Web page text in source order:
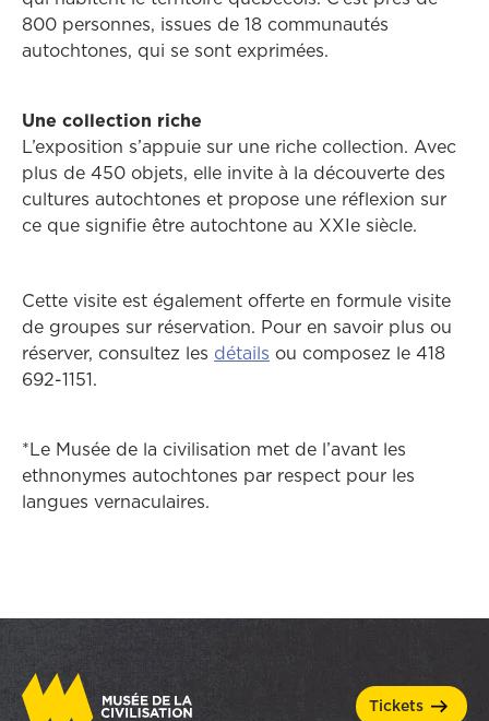
800 personnes, issues de 18 communautés
autochtones, qui se sont exprimées.
Une collection riche
L’exposition s’appuie sur une riche collection. Avec
plus de 450 objets, elle invite à la découverte des
cultures autochtones et propose une réflexion sur
ce que signifie être autochtone au XXIe siècle.
Cette visite est également offerte en formule visite
de groupes sur réservation. Pour en savoir plus ou
réserver, consultez les détails ou composez le 418
692-1151.
*Le Musée de la civilisation met de l’avant les
ethnonymes autochtones par respect pour les
langues vernaculaires.
tickets